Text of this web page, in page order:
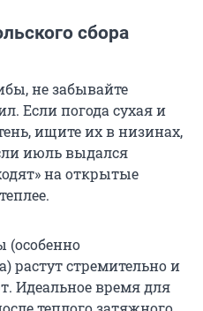
сбора
не забывайте
Если погода сухая и
ищите их в низинах,
июль выдался
на открытые
(особенно
растут стремительно и
Идеальное время для